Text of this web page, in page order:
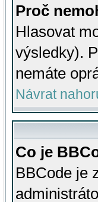
Proč
Hlasovat
výsledky).
nemáte
Návrat
Co je
BBCode je